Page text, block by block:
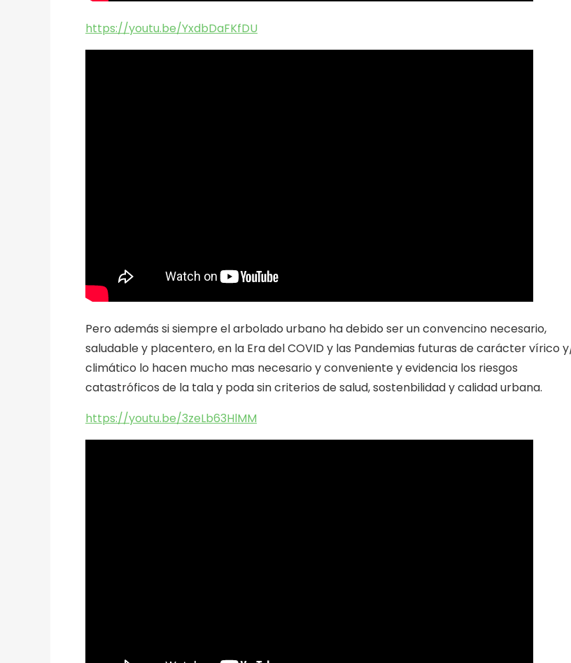
https://youtu.be/YxdbDaFKfDU
Pero además si siempre el arbolado urbano ha debido ser un convencino necesario,
saludable y placentero, en la Era del COVID y las Pandemias futuras de carácter vírico
climático lo hacen mucho mas necesario y conveniente y evidencia los riesgos
catastróficos de la tala y poda sin criterios de salud, sostenbilidad y calidad urbana.
https://youtu.be/3zeLb63HlMM